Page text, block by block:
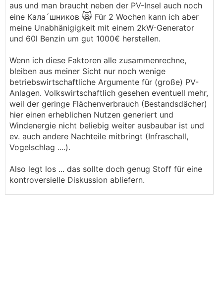
aus und man braucht neben der PV-Insel auch noch
eine Кала´шников 🙀 Für 2 Wochen kann ich aber
meine Unabhänigigkeit mit einem 2kW-Generator
und 60l Benzin um gut 1000€ herstellen.
Wenn ich diese Faktoren alle zusammenrechne,
bleiben aus meiner Sicht nur noch wenige
betriebswirtschaftliche Argumente für (große) PV-
Anlagen. Volkswirtschaftlich gesehen eventuell mehr,
weil der geringe Flächenverbrauch (Bestandsdächer)
hier einen erheblichen Nutzen generiert und
Windenergie nicht beliebig weiter ausbaubar ist und
ev. auch andere Nachteile mitbringt (Infraschall,
Vogelschlag ....).
Also legt los ... das sollte doch genug Stoff für eine
kontroversielle Diskussion abliefern.